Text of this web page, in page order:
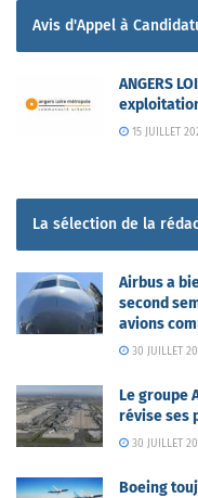
Avis d'Appel à
ANGERS
15 JUILLET
La sélection de la
Airbus a
second
avions
30 JUILLET
Le groupe
révise ses
30 JUILLET
Boeing